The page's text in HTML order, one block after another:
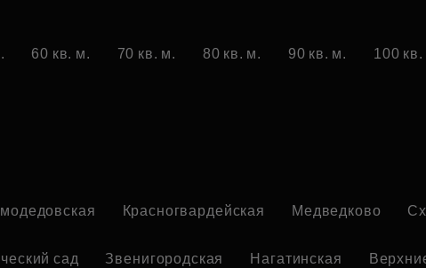
60 кв. м. 70 кв. м. 80 кв. м. 90 кв. м. 100 кв.
Красногвардейская Медведково
сад Звенигородская Нагатинская